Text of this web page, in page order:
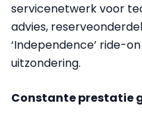
servicenetwerk voor
advies,
‘Independence’ ride-
uitzondering.
Constante prestatie